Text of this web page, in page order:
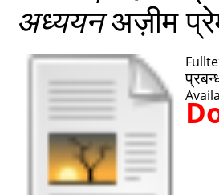
अध्ययनअज़ीम